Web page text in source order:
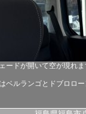
ードが開いて空が現れ
ベルランゴとドブロロ